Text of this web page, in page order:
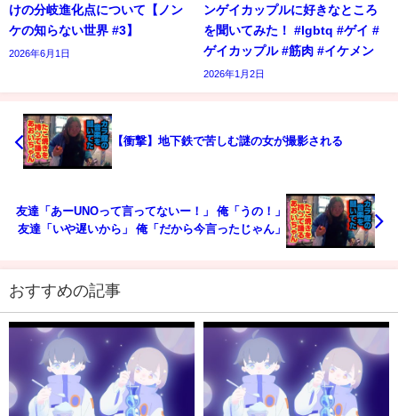
けの分岐進化点について【ノン
ケの知らない世界 #3】
2026年6月1日
ンゲイカップルに好きなところ
を聞いてみた！ #lgbtq #ゲイ #
ゲイカップル #筋肉 #イケメン
2026年1月2日
【衝撃】地下鉄で苦しむ謎の女が撮影される
友達「あーUNOって言ってないー！」 俺「うの！」
友達「いや遅いから」 俺「だから今言ったじゃん」
おすすめの記事